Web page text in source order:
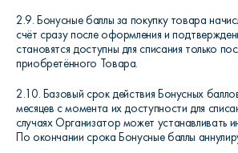
2.9. Бонусные баллы за покупку товара
счёт сразу после оформления и
становятся доступны для списания только
приобретённого Товара.
2.10. Базовый срок действия Бонусных
месяцев с момента их доступности для
случаях Организатор может устанавливать
По окончании срока Бонусные баллы